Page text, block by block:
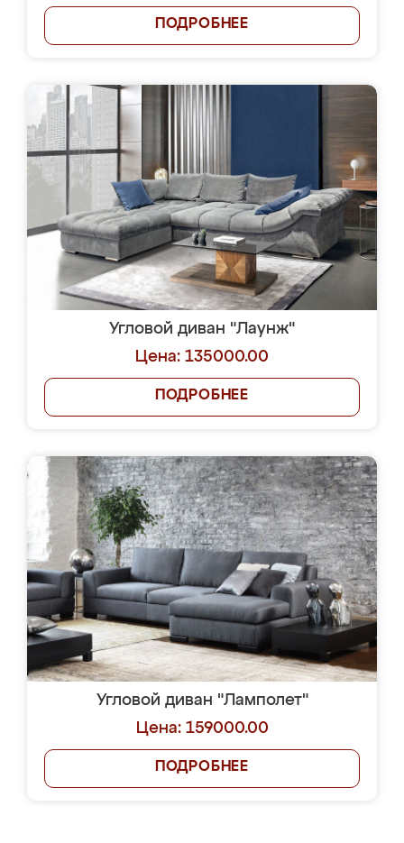
ПОДРОБНЕЕ
Угловой диван "Лаунж"
Цена: 135000.00
ПОДРОБНЕЕ
Угловой диван "Ламполет"
Цена: 159000.00
ПОДРОБНЕЕ